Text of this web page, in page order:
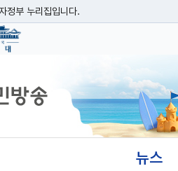
정부 누리집입니다.
인 주소를 사용하고 있다면 아래 URL에서
뉴스